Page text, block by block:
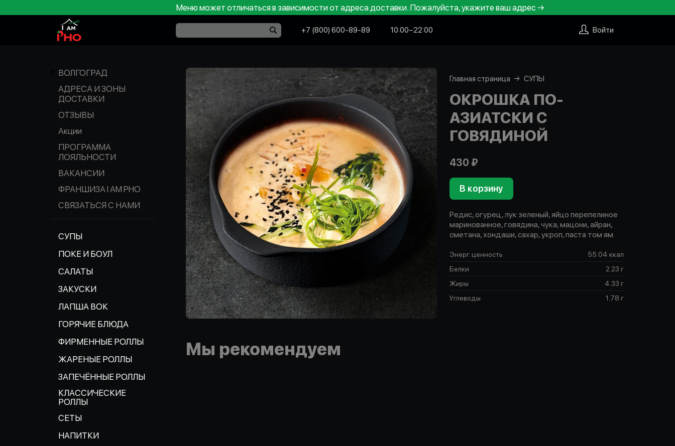
Меню может отличаться в зависимости от адреса доставки. Пожалуйста, укажите ваш адрес →
+7 (800) 600-89-89 10:00−22:00 Войти
ВОЛГОГРАД
АДРЕСА И ЗОНЫ
ДОСТАВКИ
ОТЗЫВЫ
Акции
ПРОГРАММА
ЛОЯЛЬНОСТИ
ВАКАНСИИ
ФРАНШИЗА I AM PHO
СВЯЗАТЬСЯ С НАМИ
СУПЫ
ПОКЕ И БОУЛ
САЛАТЫ
ЗАКУСКИ
ЛАПША ВОК
ГОРЯЧИЕ БЛЮДА
ФИРМЕННЫЕ РОЛЛЫ
ЖАРЕНЫЕ РОЛЛЫ
ЗАПЕЧЁННЫЕ РОЛЛЫ
КЛАССИЧЕСКИЕ
РОЛЛЫ
СЕТЫ
НАПИТКИ
Главная страница СУПЫ
ОКРОШКА ПО-
АЗИАТСКИ С
ГОВЯДИНОЙ
430 ₽
В корзину
Редис, огурец, лук зеленый, яйцо перепелиное
маринованное, говядина, чука, мацони, айран,
сметана, хондаши, сахар, укроп, паста том ям
Энерг. ценность
55.04 ккал
Белки
2.23 г
Жиры
4.33 г
Углеводы
1.78 г
Мы рекомендуем